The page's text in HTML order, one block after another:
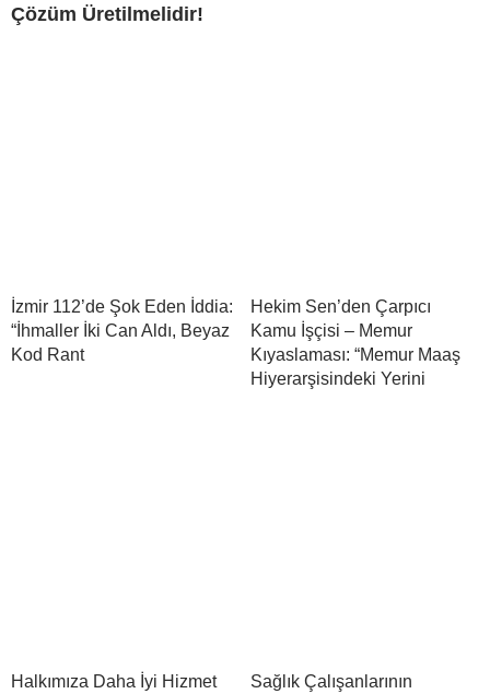
Çözüm Üretilmelidir!
İzmir 112’de Şok Eden İddia:
“İhmaller İki Can Aldı, Beyaz
Kod Rant
Hekim Sen’den Çarpıcı
Kamu İşçisi – Memur
Kıyaslaması: “Memur Maaş
Hiyerarşisindeki Yerini
Halkımıza Daha İyi Hizmet
Sağlık Çalışanlarının